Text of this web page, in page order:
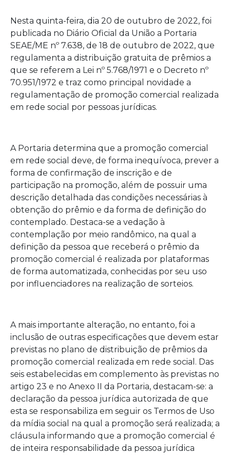
Nesta quinta-feira, dia 20 de outubro de 2022, foi
publicada no Diário Oficial da União a Portaria
SEAE/ME nº 7.638, de 18 de outubro de 2022, que
regulamenta a distribuição gratuita de prêmios a
que se referem a Lei nº 5.768/1971 e o Decreto nº
70.951/1972 e traz como principal novidade a
regulamentação de promoção comercial realizada
em rede social por pessoas jurídicas.
A Portaria determina que a promoção comercial
em rede social deve, de forma inequívoca, prever a
forma de confirmação de inscrição e de
participação na promoção, além de possuir uma
descrição detalhada das condições necessárias à
obtenção do prêmio e da forma de definição do
contemplado. Destaca-se a vedação à
contemplação por meio randômico, na qual a
definição da pessoa que receberá o prêmio da
promoção comercial é realizada por plataformas
de forma automatizada, conhecidas por seu uso
por influenciadores na realização de sorteios.
A mais importante alteração, no entanto, foi a
inclusão de outras especificações que devem estar
previstas no plano de distribuição de prêmios da
promoção comercial realizada em rede social. Das
seis estabelecidas em complemento às previstas no
artigo 23 e no Anexo II da Portaria, destacam-se: a
declaração da pessoa jurídica autorizada de que
esta se responsabiliza em seguir os Termos de Uso
da mídia social na qual a promoção será realizada; a
cláusula informando que a promoção comercial é
de inteira responsabilidade da pessoa jurídica